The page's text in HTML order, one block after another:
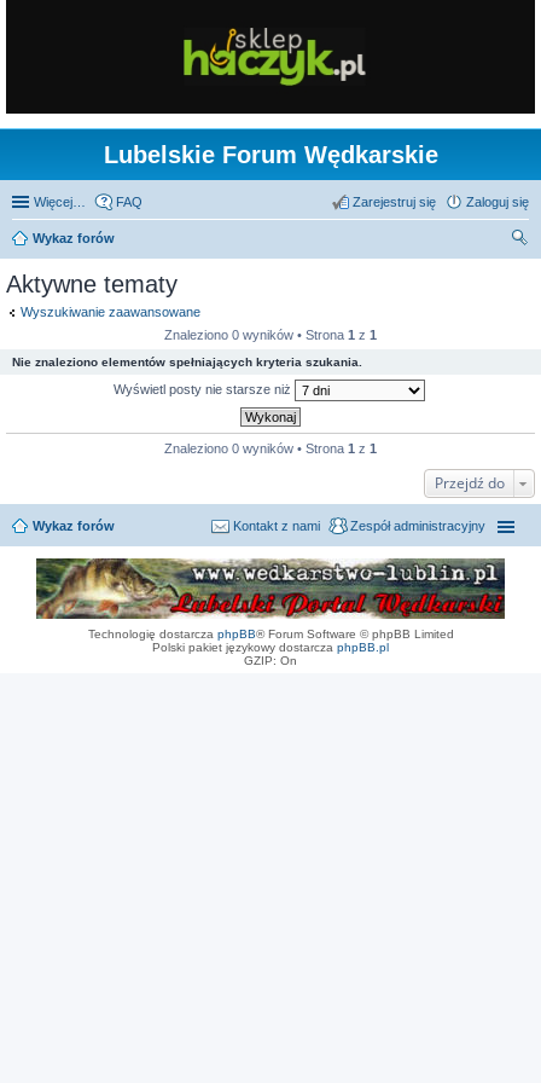
Lubelskie Forum Wędkarskie
Więcej… FAQ Zaloguj się
Zarejestruj się
Wykaz forów
Aktywne tematy
Wyszukiwanie zaawansowane
Znaleziono 0 wyników • Strona 1 z 1
Nie znaleziono elementów spełniających kryteria szukania.
Wyświetl posty nie starsze niż
Znaleziono 0 wyników • Strona 1 z 1
Przejdź do
Wykaz forów Zespół administracyjny
Kontakt z nami
Technologię dostarcza phpBB® Forum Software © phpBB Limited
Polski pakiet językowy dostarcza phpBB.pl
GZIP: On